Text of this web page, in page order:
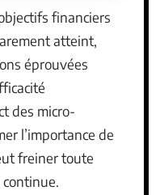
financiers
atteint,
éprouvées
des micro-
l’importance de
freiner toute